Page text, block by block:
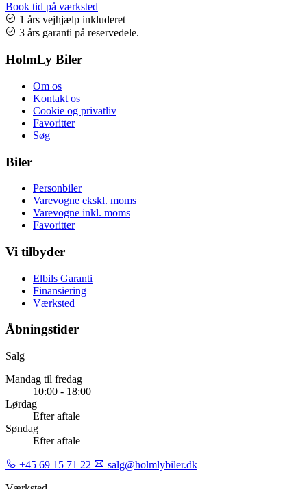
Book tid på værksted
1 års vejhjælp inkluderet
3 års garanti på reservedele.
HolmLy Biler
Om os
Kontakt os
Cookie og privatliv
Favoritter
Søg
Biler
Personbiler
Varevogne ekskl. moms
Varevogne inkl. moms
Favoritter
Vi tilbyder
Elbils Garanti
Finansiering
Værksted
Åbningstider
Salg
Mandag til fredag
10:00 - 18:00
Lørdag
Efter aftale
Søndag
Efter aftale
+45 69 15 71 22
salg@holmlybiler.dk